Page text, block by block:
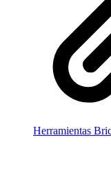
Herramientas